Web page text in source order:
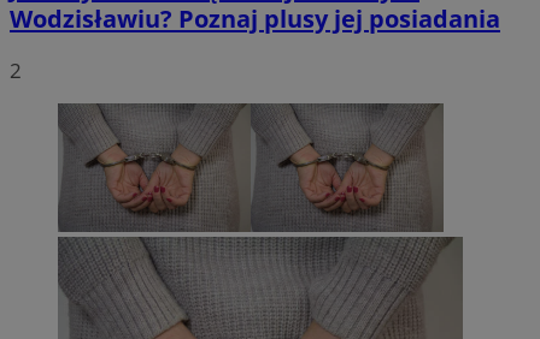
Wodzisławiu? Poznaj plusy jej posiadania
2